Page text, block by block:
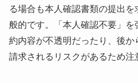
る場合も本人確認書類の提出を
般的です。「本人確認不要」を
約内容が不透明だったり、後か
請求されるリスクがあるため注